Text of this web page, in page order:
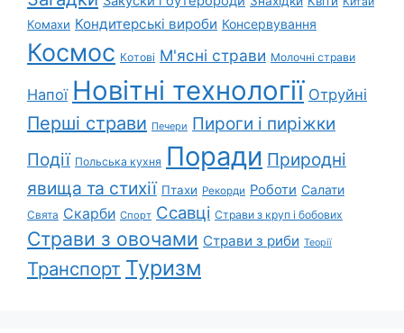
Комахи Кондитерські вироби Консервування
Космос Котові М'ясні страви Молочні страви
Напої Новітні технології Отруйні
Перші страви Печери Пироги і пиріжки
Події Польська кухня Поради Природні
явища та стихії Птахи Рекорди Роботи Салати
Свята Скарби Спорт Ссавці Страви з круп і бобових
Страви з овочами Страви з риби Теорії
Транспорт Туризм